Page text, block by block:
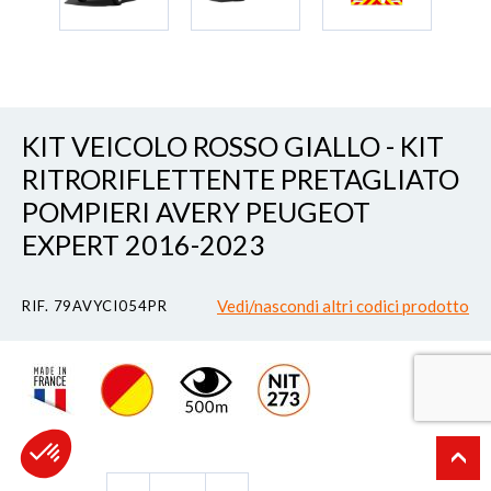
KIT VEICOLO ROSSO GIALLO - KIT
RITRORIFLETTENTE PRETAGLIATO
POMPIERI AVERY PEUGEOT
EXPERT 2016-2023
RIF. 79AVYCI054PR Vedi/nascondi altri codici prodotto